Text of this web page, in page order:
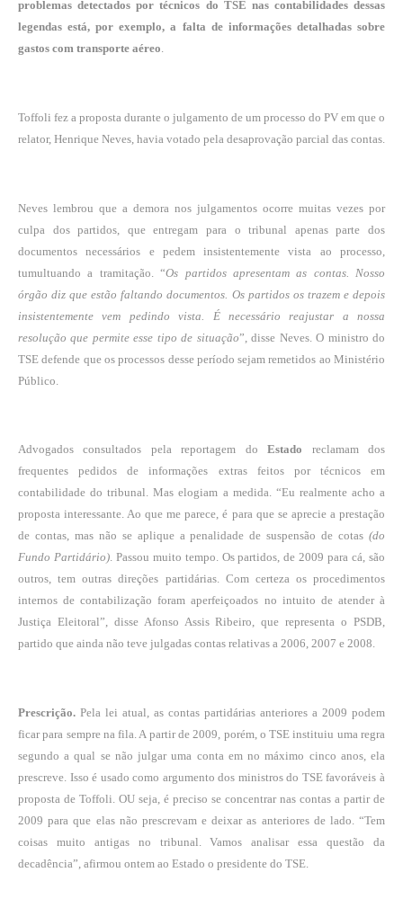
problemas detectados por técnicos do TSE nas contabilidades dessas
legendas está, por exemplo, a falta de informações detalhadas sobre
gastos com transporte aéreo
Toffoli fez a proposta durante o julgamento de um processo do PV em que o
relator, Henrique Neves, havia votado pela desaprovação parcial das contas.
Neves lembrou que a demora nos julgamentos ocorre muitas vezes por
culpa dos partidos, que entregam para o tribunal apenas parte dos
documentos necessários e pedem insistentemente vista ao processo,
tumultuando a tramitação. “Os partidos apresentam as contas. Nosso
órgão diz que estão faltando documentos. Os partidos os trazem e depois
insistentemente vem pedindo vista. É necessário reajustar a nossa
resolução que permite esse tipo de situação”, disse Neves. O ministro do
TSE defende que os processos desse período sejam remetidos ao Ministério
Público.
Advogados consultados pela reportagem doEstado reclamam dos
frequentes pedidos de informações extras feitos por técnicos em
contabilidade do tribunal. Mas elogiam a medida. “Eu realmente acho a
proposta interessante. Ao que me parece, é para que se aprecie a prestação
de contas, mas não se aplique a penalidade de suspensão de cotas (do
Fundo Partidário). Passou muito tempo. Os partidos, de 2009 para cá, são
outros, tem outras direções partidárias. Com certeza os procedimentos
internos de contabilização foram aperfeiçoados no intuito de atender à
Justiça Eleitoral”, disse Afonso Assis Ribeiro, que representa o PSDB,
partido que ainda não teve julgadas contas relativas a 2006, 2007 e 2008.
Prescrição. Pela lei atual, as contas partidárias anteriores a 2009 podem
ficar para sempre na fila. A partir de 2009, porém, o TSE instituiu uma regra
segundo a qual se não julgar uma conta em no máximo cinco anos, ela
prescreve. Isso é usado como argumento dos ministros do TSE favoráveis à
proposta de Toffoli. OU seja, é preciso se concentrar nas contas a partir de
2009 para que elas não prescrevam e deixar as anteriores de lado. “Tem
coisas muito antigas no tribunal. Vamos analisar essa questão da
decadência”, afirmou ontem ao Estado o presidente do TSE.